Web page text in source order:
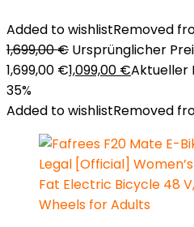
Added to wishlistRemoved
1,699,00€ Ursprünglicher
1,699,00 €1,099,00 €Aktueller
35%
Added to wishlistRemoved